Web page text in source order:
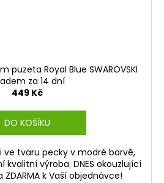
puzeta Royal Blue SWAROVSKI
za 14 dní
449 Kč
DO KOŠÍKU
ve tvaru pecky v modré barvě,
kvalitní výroba. DNES okouzlující
k Vaší objednávce!